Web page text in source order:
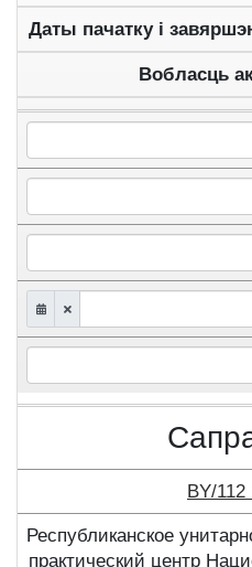
Даты пачатку і
Вобласць
BY/112
Республиканское
практический центр